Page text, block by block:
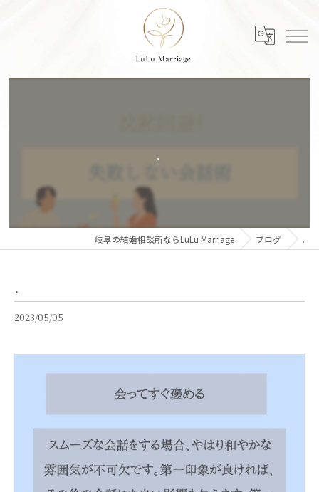
.
岐阜の結婚相談所ならLuLu Marriage ブログ .
.
2023/05/05